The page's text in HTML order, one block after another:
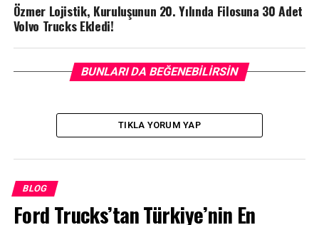
Özmer Lojistik, Kuruluşunun 20. Yılında Filosuna 30 Adet
Volvo Trucks Ekledi!
BUNLARI DA BEĞENEBILIRSIN
TIKLA YORUM YAP
BLOG
Ford Trucks’tan Türkiye’nin En